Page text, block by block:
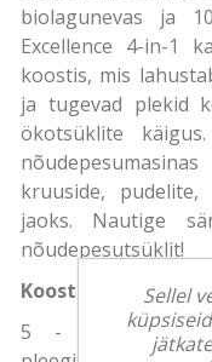
biolagunevas ja
Excellence 4-in-1
koostis, mis
ja tugevad plekid
ökotsüklite
kruuside,
jaoks. Nautige
nõudepesutsüklit!
Koostisosad
5 - 15 %
Sellel